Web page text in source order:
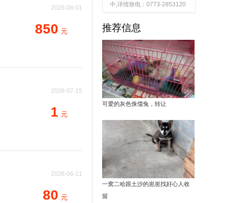
2026-08-01
850 元
2026-07-15
1 元
2026-06-21
80 元
中,详情致电：0773-2853120
推荐信息
可爱的灰色侏儒兔，转让
一窝二哈跟土沙的崽崽找好心人收
留